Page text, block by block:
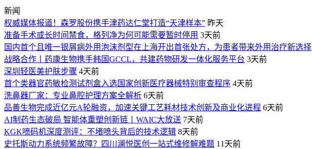
新闻
权威媒体报道！森罗股份携手津药达仁堂打造“天津样本” 昨天
准备手术或长时间禁食，格列净为何可能需要暂时停用 3天前
国内首个且唯一银屑病外用泡沫剂型在上海开出首张处方，为患者带来外用治疗新选择
战略合作丨药康生物携手韩国GCCL，共建药物研发一体化服务平台 3天前
深圳轻医美护肤步骤 4天前
首个类器官药敏检测试剂盒入选国家创新医疗器械特别审查程序 4天前
洗鼻器厂家：专业鼻腔护理方案全解析 6天前
品善生物完成近亿元A轮融资，加速关键工艺耗材技术创新及商业化进程 6天前
AI制药生态破局 智能体重塑创新链丨WAIC大放送 7天前
KGK喷码机深度测评：不堵喷头背后的技术逻辑 8天前
史托斯动力系统频繁故障？四川澜悦医创一站式维修解难题 11天前